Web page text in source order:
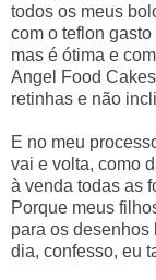
todos os meus
com o teflon
mas é ótima e
Angel Food
retinhas e não
E no meu
vai e volta, como
à venda todas as
Porque meus
para os
dia, confesso, eu